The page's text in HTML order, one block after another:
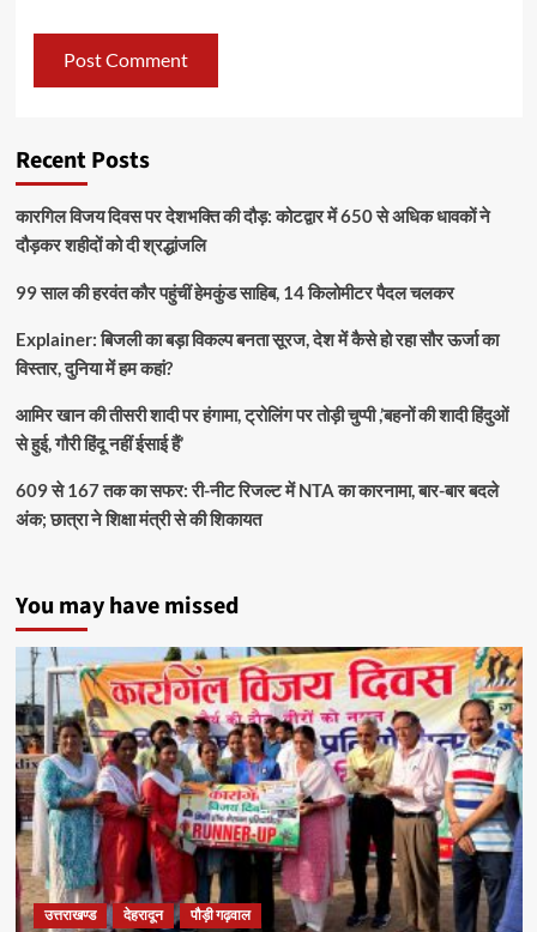
Recent Posts
कारगिल विजय दिवस पर देशभक्ति की दौड़: कोटद्वार में 650 से अधिक धावकों ने
दौड़कर शहीदों को दी श्रद्धांजलि
99 साल की हरवंत कौर पहुंचीं हेमकुंड साहिब, 14 किलोमीटर पैदल चलकर
Explainer: बिजली का बड़ा विकल्प बनता सूरज, देश में कैसे हो रहा सौर ऊर्जा का
विस्तार, दुनिया में हम कहां?
आमिर खान की तीसरी शादी पर हंगामा, ट्रोलिंग पर तोड़ी चुप्पी ,’बहनों की शादी हिंदुओं
से हुई, गौरी हिंदू नहीं ईसाई हैं’
609 से 167 तक का सफर: री-नीट रिजल्ट में NTA का कारनामा, बार-बार बदले
अंक; छात्रा ने शिक्षा मंत्री से की शिकायत
You may have missed
उत्तराखण्ड देहरादून पौड़ी गढ़वाल